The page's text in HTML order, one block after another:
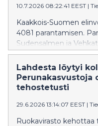
693 henkilöä.
työttömyysaste oli 14,4
Päijät-Hämeessä 15,6
oli 12,8 %. Uusia
aikana 1 532
työpaikkaa enemmän
10.7.2026 08:22:41 EEST |
Kaakkois-Suomen
4081 parantamisen.
Sudensalmen ja
osuudella noin 6
viikolla 29.
Lahdesta löytyi
Perunakasvustoja
tehostetusti
29.6.2026 13:14:07 EEST |
Ruokavirasto kehottaa